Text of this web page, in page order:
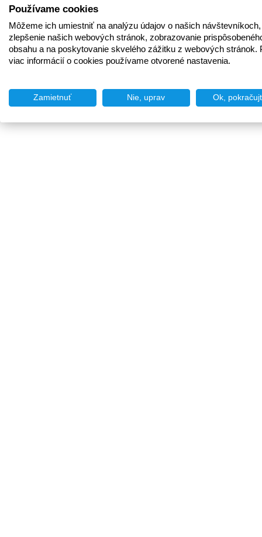
Používame cookies
Môžeme ich umiestniť na analýzu údajov o našich
zlepšenie našich webových stránok, zobrazovanie
obsahu a na poskytovanie skvelého zážitku z webových stránok.
viac informácií o cookies používame otvorené nastavenia.
Zamietnuť Nie, uprav Ok,